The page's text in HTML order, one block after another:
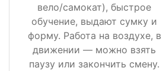
вело/самокат), быстрое
обучение, выдают сумку и
форму. Работа на воздухе, в
движении — можно взять
паузу или закончить смену.